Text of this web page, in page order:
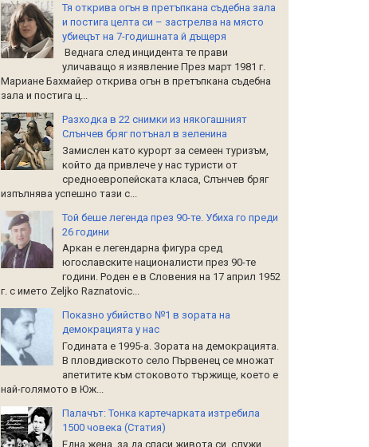
Тя открива огън в претъпкана съдебна зала
и постига целта си – застрелва на място
убиецът на 7-годишната й дъщеря
Веднага след инцидента те прави
уличаващо я изявление През март 1981 г.
Мариане Бахмайер открива огън в претъпкана съдебна
зала и постига ц...
Разходка в 22 снимки из някогашният
Слънчев бряг потънал в зеленина
Замислен като курорт за семеен туризъм,
който да привлече у нас туристи от
средноевропейската класа, Слънчев бряг
изпълнява успешно тази с...
Той беше легенда през 90-те. Убиха го преди
26 години
Аркан е легендарна фигура сред
югославските националисти през 90-те
години. Роден е в Словения на 17 април 1952
г. с името Zeljko Raznatoviс...
Показно убийство №1 в зората на
демокрацията у нас
Годината е 1995-а. Зората на демокрацията.
В пловдивското село Първенец се множат
апетитите към стоковото тържище, което е
най-голямото в Юж...
Палачът: Тонка картечарката изтребила
1500 човека (Статия)
Една жена, за да спаси живота си, служи